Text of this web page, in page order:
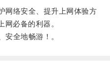
络安全、提升上网体验方
网必备的利器。
全地畅游！。